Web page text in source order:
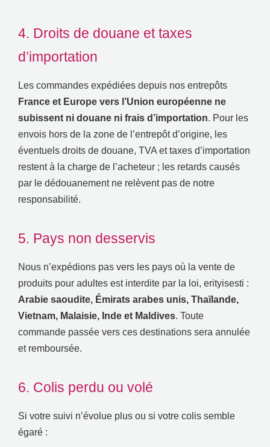
4. Droits de douane et taxes
d’importation
Les commandes expédiées depuis nos entrepôts
France et Europe vers l’Union européenne ne
subissent ni douane ni frais d’importation. Pour les
envois hors de la zone de l’entrepôt d’origine, les
éventuels droits de douane, TVA et taxes d’importation
restent à la charge de l’acheteur ; les retards causés
par le dédouanement ne relèvent pas de notre
responsabilité.
5. Pays non desservis
Nous n’expédions pas vers les pays où la vente de
produits pour adultes est interdite par la loi, erityisesti :
Arabie saoudite, Émirats arabes unis, Thaïlande,
Vietnam, Malaisie, Inde et Maldives. Toute
commande passée vers ces destinations sera annulée
et remboursée.
6. Colis perdu ou volé
Si votre suivi n’évolue plus ou si votre colis semble
égaré :